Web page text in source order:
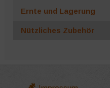
Ernte und Lagerung
Nützliches Zubehör